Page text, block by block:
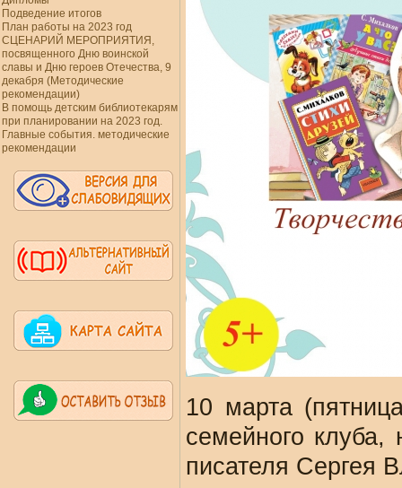
Подведение итогов
План работы на 2023 год
СЦЕНАРИЙ МЕРОПРИЯТИЯ,
посвященного Дню воинской
славы и Дню героев Отечества, 9
декабря (Методические
рекомендации)
В помощь детским библиотекарям
при планировании на 2023 год.
Главные события. методические
рекомендации
10 марта
семейного клуба,
писателя Сергея